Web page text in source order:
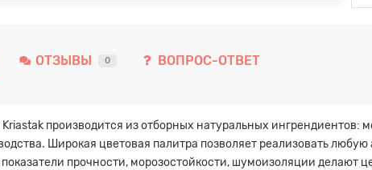
ОТЗЫВЫ 0 ВОПРОС-ОТВЕТ
производится из отборных натуральных
Широкая цветовая палитра позволяет реализовать
прочности, морозостойкости, шумоизоляции